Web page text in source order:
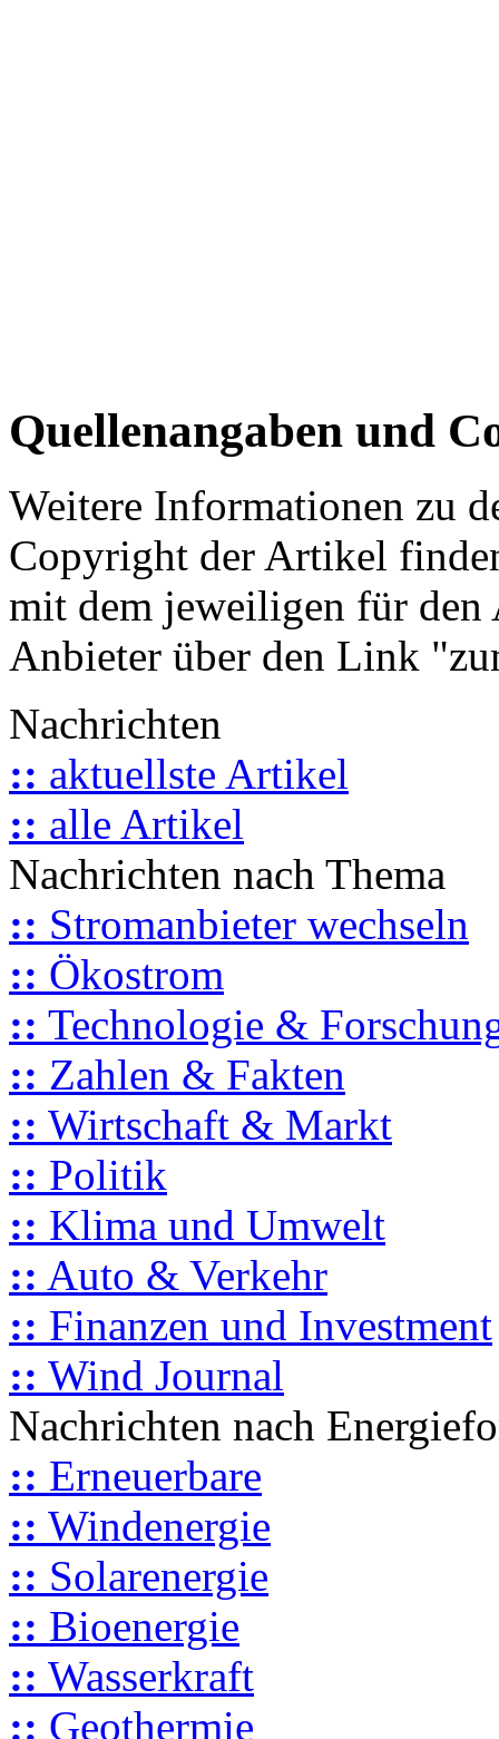
Quellenangaben und
Weitere Informationen zu
Copyright der Artikel
mit dem jeweiligen für
Anbieter über den Link
Nachrichten
:: aktuellste Artikel
:: alle Artikel
Nachrichten nach Thema
:: Stromanbieter wechseln
:: Ökostrom
:: Technologie &
:: Zahlen & Fakten
:: Wirtschaft & Markt
:: Politik
:: Klima und Umwelt
:: Auto & Verkehr
:: Finanzen und Investment
:: Wind Journal
Nachrichten nach
:: Erneuerbare
:: Windenergie
:: Solarenergie
:: Bioenergie
:: Wasserkraft
:: Geothermie